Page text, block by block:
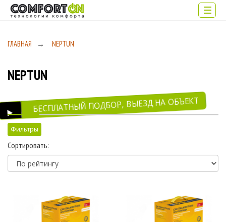
ГЛАВНАЯ → NEPTUN
NEPTUN
БЕСПЛАТНЫЙ ПОДБОР, ВЫЕЗД НА ОБЪЕКТ
Фильтры
Сортировать: